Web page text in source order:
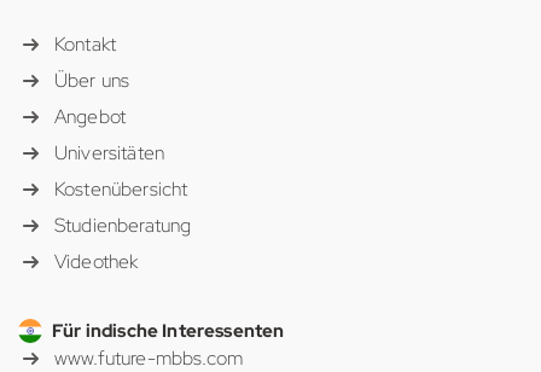
Kontakt
Über uns
Angebot
Universitäten
Kostenübersicht
Studienberatung
Videothek
Für indische Interessenten
www.future-mbbs.com